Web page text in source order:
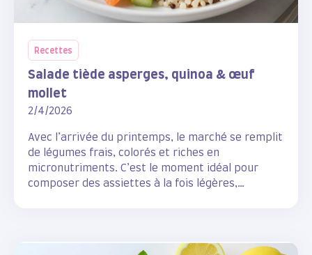
Recettes
Salade tiède asperges, quinoa & œuf
mollet
2/4/2026
Avec l’arrivée du printemps, le marché se remplit
de légumes frais, colorés et riches en
micronutriments. C’est le moment idéal pour
composer des assiettes à la fois légères,